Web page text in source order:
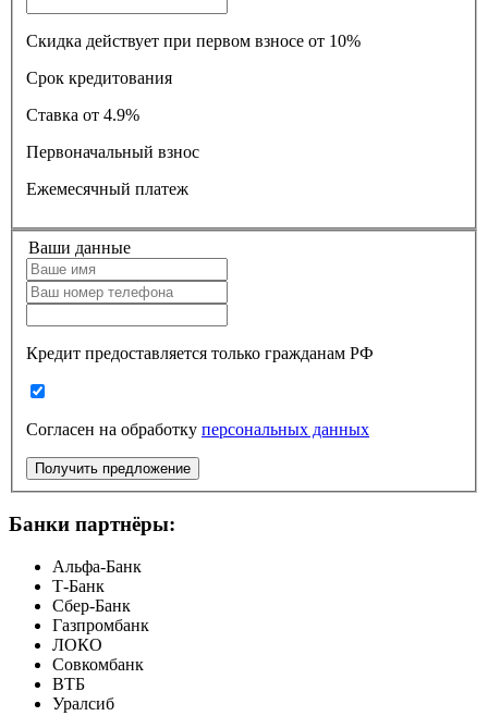
Скидка действует при первом взносе от 10%
Срок кредитования
Ставка
от 4.9%
Первоначальный взнос
Ежемесячный платеж
Ваши данные
Кредит предоставляется только гражданам РФ
Согласен на обработку персональных данных
Получить предложение
Банки партнёры:
Альфа-Банк
Т-Банк
Сбер-Банк
Газпромбанк
ЛОКО
Совкомбанк
ВТБ
Уралсиб